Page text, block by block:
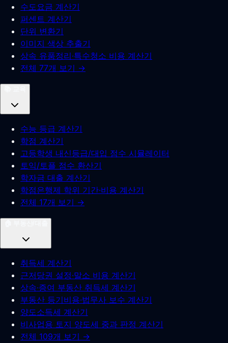
수도요금 계산기
퍼센트 계산기
단위 변환기
이미지 색상 추출기
상속 유품정리·특수청소 비용 계산기
전체 77개 보기 →
수능 등급 계산기
학점 계산기
고등학생 내신등급/대입 점수 시뮬레이터
토익/토플 점수 환산기
학자금 대출 계산기
학점은행제 학위 기간·비용 계산기
전체 17개 보기 →
취득세 계산기
근저당권 설정·말소 비용 계산기
상속·증여 부동산 취득세 계산기
부동산 등기비용·법무사 보수 계산기
양도소득세 계산기
비사업용 토지 양도세 중과 판정 계산기
전체 109개 보기 →